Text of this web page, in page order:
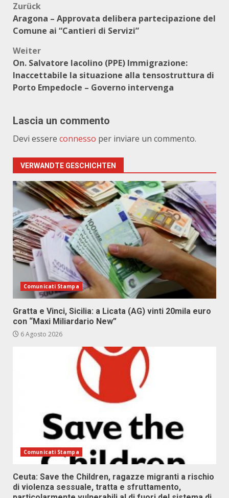
Beitragsnavigation
Zurück
Aragona – Approvata delibera partecipazione del
Comune ai “Cantieri di Servizi”
Weiter
On. Salvatore Iacolino (PPE) Immigrazione:
Inaccettabile la situazione alla tensostruttura di
Porto Empedocle – Governo intervenga
Lascia un commento
Devi essere connesso per inviare un commento.
VERWANDTE GESCHICHTEN
Comunicati Stampa
Gratta e Vinci, Sicilia: a Licata (AG) vinti 20mila euro
con “Maxi Miliardario New”
6 Agosto 2026
Comunicati Stampa
Ceuta: Save the Children, ragazze migranti a rischio
di violenza sessuale, tratta e sfruttamento,